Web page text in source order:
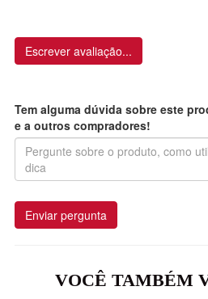
Escrever avaliação...
Tem alguma dúvida sobre este
e a outros compradores!
Enviar pergunta
VOCÊ TAMBÉM